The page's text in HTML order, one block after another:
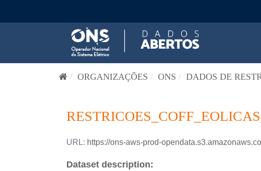
ORGANIZAÇÕES ONS DADOS DE
URL: https://ons-aws-prod-
Dataset description: